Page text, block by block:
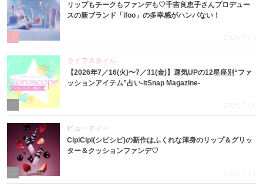
リップもチークもファンデも♡千吉良恵子さんプロデュー
スの新ブランド「ifoo」の多幸感がハンパない！
2026.7.10
ライフスタイル
【2026年7／16(火)〜7／31(金)】運気UPの12星座別“ファ
ッションアイテム”占い-itSnap Magazine-
2026.7.16
3
ビューティー
CipiCipi(シピシピ)の新作はふくれな渾身のリップ＆グリッ
ター＆クッションファンデ♡
2026.7.14